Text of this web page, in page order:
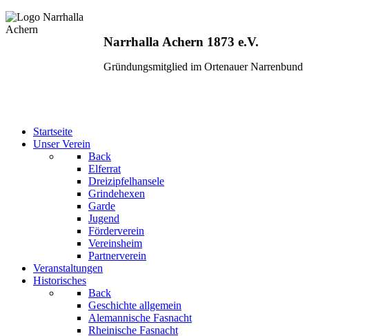
Narrhalla Achern 1873 e.V.
Gründungsmitglied im Ortenauer Narrenbund
Startseite
Unser Verein
Back
Elferrat
Dreizipfelhansele
Grindehexen
Garde
Jugend
Förderverein
Vereinsheim
Partnerverein
Veranstaltungen
Historisches
Back
Geschichte allgemein
Alemannische Fasnacht
Rheinische Fasnacht